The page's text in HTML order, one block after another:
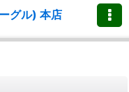
グル) 本店